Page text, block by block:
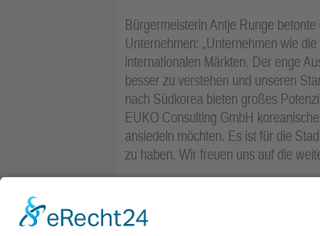
Bürgermeisterin Antje Runge
Unternehmen: „Unternehmen wie
internationalen Märkten. Der enge
besser zu verstehen und unseren
nach Südkorea bieten großes
EUKO Consulting GmbH
ansiedeln möchten. Es ist für die
zu haben. Wir freuen uns auf die
Oberursel ihre Aktivitäten zur
stärkt zugleich ihre Position als